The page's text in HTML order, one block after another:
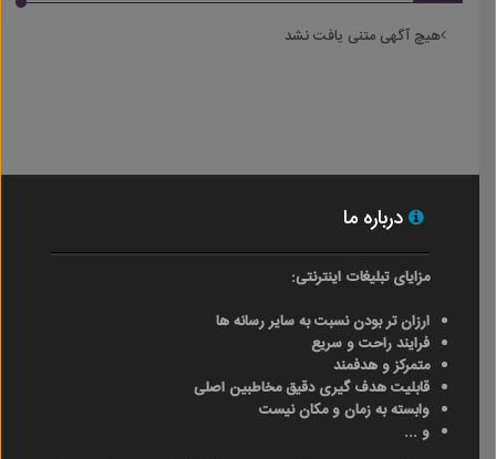
هیچ آگهی متنی یافت نشد
درباره ما
مزایای تبلیغات اینترنتی:
ارزان تر بودن نسبت به سایر رسانه ها
فرایند راحت و سریع
متمرکز و هدفمند
قابلیت هدف گیری دقیق مخاطبین اصلی
وابسته به زمان و مکان نیست
و ...